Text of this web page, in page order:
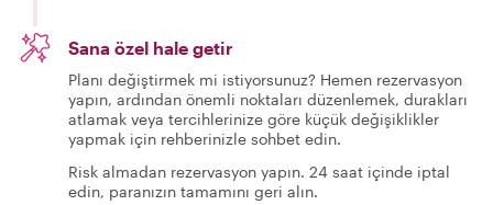
Sana özel hale getir
Planı değiştirmek mi istiyorsunuz? Hemen rezervasyon
yapın, ardından önemli noktaları düzenlemek, durakları
atlamak veya tercihlerinize göre küçük değişiklikler
yapmak için rehberinizle sohbet edin.
Risk almadan rezervasyon yapın. 24 saat içinde iptal
edin, paranızın tamamını geri alın.